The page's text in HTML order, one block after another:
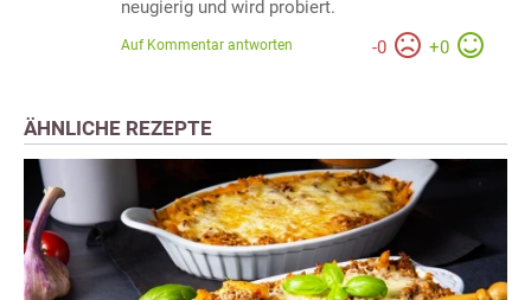
neugierig und wird probiert.
-0 +0
Auf Kommentar antworten
ÄHNLICHE REZEPTE